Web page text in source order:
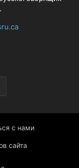
с нами
сайта